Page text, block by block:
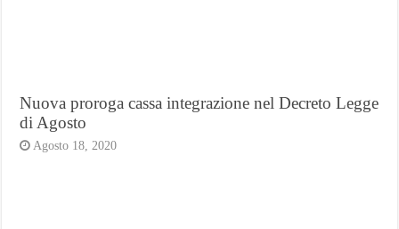
Nuova proroga cassa integrazione nel Decreto Legge
di Agosto
Agosto 18, 2020